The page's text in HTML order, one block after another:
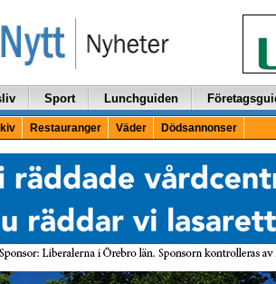
Sport Lunchguiden
Restauranger Väder Dödsannonser